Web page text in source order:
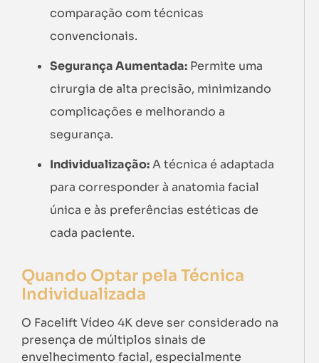
comparação com técnicas
convencionais.
Segurança Aumentada: Permite uma
cirurgia de alta precisão, minimizando
complicações e melhorando a
segurança.
Individualização:A técnica é adaptada
para corresponder à anatomia facial
única e às preferências estéticas de
cada paciente.
Quando Optar pela Técnica
Individualizada
O Facelift Vídeo 4K deve ser considerado na
presença de múltiplos sinais de
envelhecimento facial, especialmente